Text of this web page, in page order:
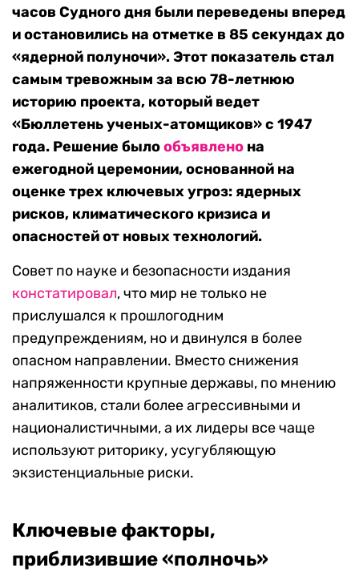
часов Судного дня были переведены вперед
и остановились на отметке в 85 секундах до
«ядерной полуночи». Этот показатель стал
самым тревожным за всю 78-летнюю
историю проекта, который ведет
«Бюллетень ученых-атомщиков» с 1947
года. Решение былообъявлено на
ежегодной церемонии, основанной на
оценке трех ключевых угроз: ядерных
рисков, климатического кризиса и
опасностей от новых технологий.
Совет по науке и безопасности издания
констатировал, что мир не только не
прислушался к прошлогодним
предупреждениям, но и двинулся в более
опасном направлении. Вместо снижения
напряженности крупные державы, по мнению
аналитиков, стали более агрессивными и
националистичными, а их лидеры все чаще
используют риторику, усугубляющую
экзистенциальные риски.
Ключевые факторы,
приблизившие «полночь»